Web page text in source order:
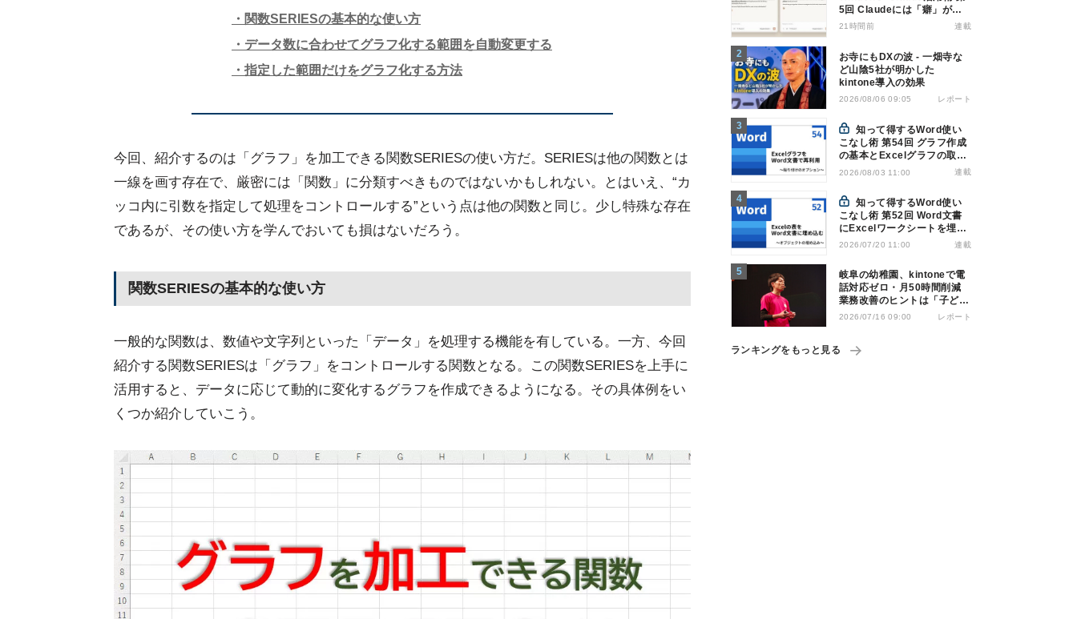
関数SERIESの基本的な使い方
データ数に合わせてグラフ化する範囲を自動変更する
指定した範囲だけをグラフ化する方法
今回、紹介するのは「グラフ」を加工できる関数SERIESの使い方だ。SERIESは他の関数とは
一線を画す存在で、厳密には「関数」に分類すべきものではないかもしれない。とはいえ、“カ
ッコ内に引数を指定して処理をコントロールする”という点は他の関数と同じ。少し特殊な存在
であるが、その使い方を学んでおいても損はないだろう。
関数SERIESの基本的な使い方
一般的な関数は、数値や文字列といった「データ」を処理する機能を有している。一方、今回
紹介する関数SERIESは「グラフ」をコントロールする関数となる。この関数SERIESを上手に
活用すると、データに応じて動的に変化するグラフを作成できるようになる。その具体例をい
くつか紹介していこう。
5回 Claudeには「癖」があ
る――戸惑いやすい7つの仕
21時間前 連載
お寺にもDXの波 - 一畑寺な
ど山陰5社が明かした
kintone導入の効果
2026/08/06 09:05 レポート
知って得するWord使い
こなし術 第54回 グラフ作成
の基本とExcelグラフの取り
込み方法
2026/08/03 11:00 連載
知って得するWord使い
こなし術 第52回 Word文書
にExcelワークシートを埋め
込んで表を作る
2026/07/20 11:00 連載
岐阜の幼稚園、kintoneで電
話対応ゼロ・月50時間削減
業務改善のヒントは「子ども
の遊び」
2026/07/16 09:00 レポート
ランキングをもっと見る